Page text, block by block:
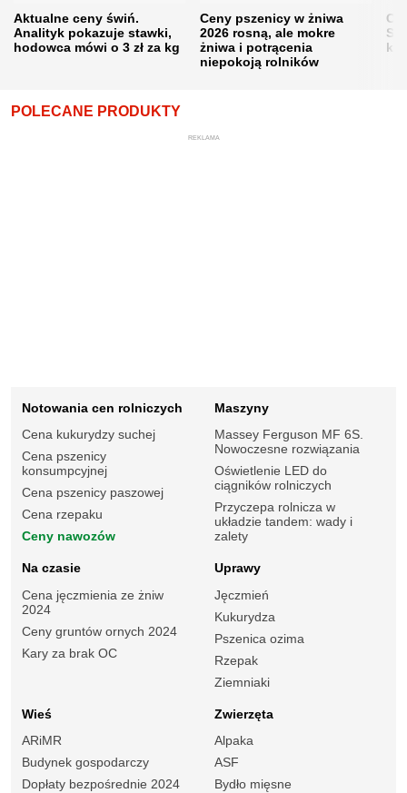
Aktualne ceny świń.
Analityk pokazuje stawki,
hodowca mówi o 3 zł za kg
Ceny pszenicy w żniwa
2026 rosną, ale mokre
żniwa i potrącenia
niepokoją rolników
POLECANE PRODUKTY
REKLAMA
Notowania cen rolniczych
Cena kukurydzy suchej
Cena pszenicy
konsumpcyjnej
Cena pszenicy paszowej
Cena rzepaku
Ceny nawozów
Maszyny
Massey Ferguson MF 6S.
Nowoczesne rozwiązania
Oświetlenie LED do
ciągników rolniczych
Przyczepa rolnicza w
układzie tandem: wady i
zalety
Na czasie
Cena jęczmienia ze żniw
2024
Ceny gruntów ornych 2024
Kary za brak OC
Uprawy
Jęczmień
Kukurydza
Pszenica ozima
Rzepak
Ziemniaki
Wieś
ARiMR
Budynek gospodarczy
Dopłaty bezpośrednie 2024
Zwierzęta
Alpaka
ASF
Bydło mięsne